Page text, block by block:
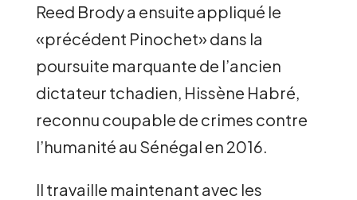
Reed Brody a ensuite appliqué le
«précédent Pinochet» dans la
poursuite marquante de l’ancien
dictateur tchadien, Hissène Habré,
reconnu coupable de crimes contre
l’humanité au Sénégal en 2016.
Il travaille maintenant avec les